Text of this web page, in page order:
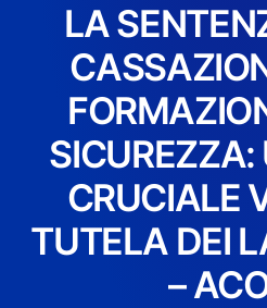
LA
SICUREZZA:
CRUCIALE
TUTELA DEI
–